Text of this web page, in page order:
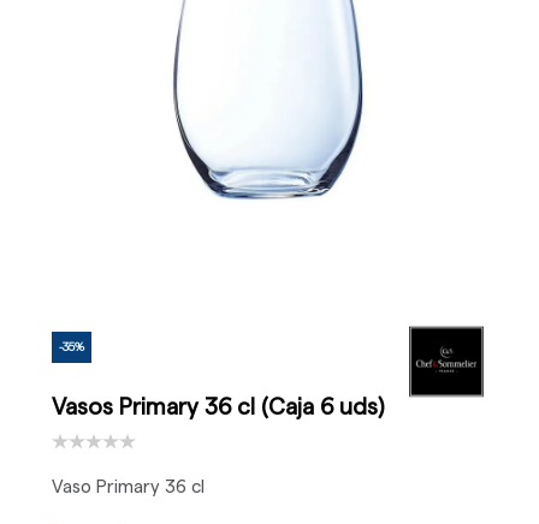
-35%
Vasos Primary 36 cl (Caja 6 uds)
Vaso Primary 36 cl